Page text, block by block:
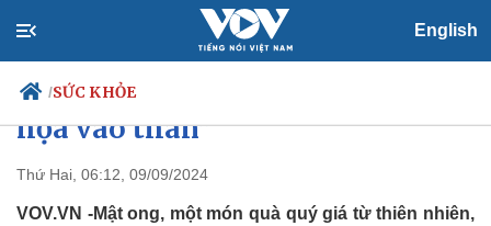
English
/SỨC KHỎE
Chính trị
Xã hội
Mật ong “đại kỵ” những thứ này,
ăn uống cùng coi chừng “rước
họa vào thân”
Thứ Hai, 06:12, 09/09/2024
VOV.VN -Mật ong, một món quà quý giá từ thiên nhiên,